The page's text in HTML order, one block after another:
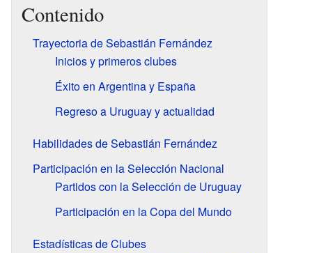
Contenido
Trayectoria de Sebastián Fernández
Inicios y primeros clubes
Éxito en Argentina y España
Regreso a Uruguay y actualidad
Habilidades de Sebastián Fernández
Participación en la Selección Nacional
Partidos con la Selección de Uruguay
Participación en la Copa del Mundo
Estadísticas de Clubes